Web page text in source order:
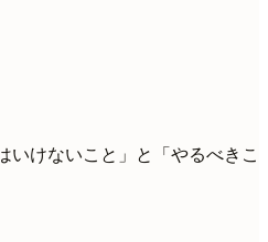
いけないこと」と「やるべきこ